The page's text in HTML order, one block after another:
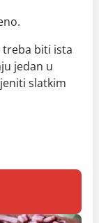
treba biti ista
jedan u
slatkim